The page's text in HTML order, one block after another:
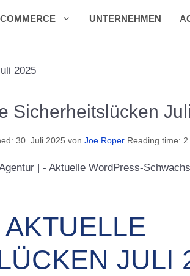
UNTERNEHMEN
2025
Sicherheitslücken
30. Juli 2025 von Joe Roper Reading time:
JULI